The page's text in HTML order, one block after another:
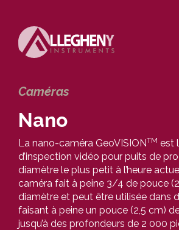
Caméras
Nano
La nano-caméra GeoVISIONTM est
d’inspection vidéo pour puits de
diamètre le plus petit à l’heure
caméra fait à peine 3/4 de pouce
diamètre et peut être utilisée dans
faisant à peine un pouce (2,5 cm)
jusqu’à des profondeurs de 2 000